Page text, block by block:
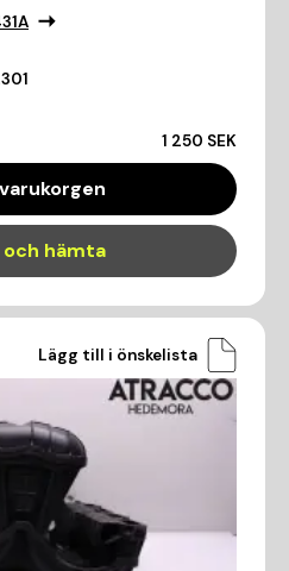
1 250 SEK
och hämta
Lägg till i önskelista